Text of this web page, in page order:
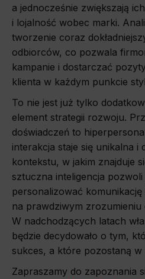
a jednocześnie zwiększają
i lojalność wobec marki.
tworzenie coraz
odbiorców, co pozwala
kampanie i dostarczać
klienta w każdym punkcie
To nie jest już tylko
element strategii rozwoju.
doświadczeń to
interakcja staje się unikalna i
kontekstu, w jakim znajduje
sztuczna inteligencja pozwoli
personalizować
na prawdziwym zrozumieniu
W nadchodzących latach
będzie decydowało o tym,
sukces, a które pozostaną w
Zapraszamy do zapoznania